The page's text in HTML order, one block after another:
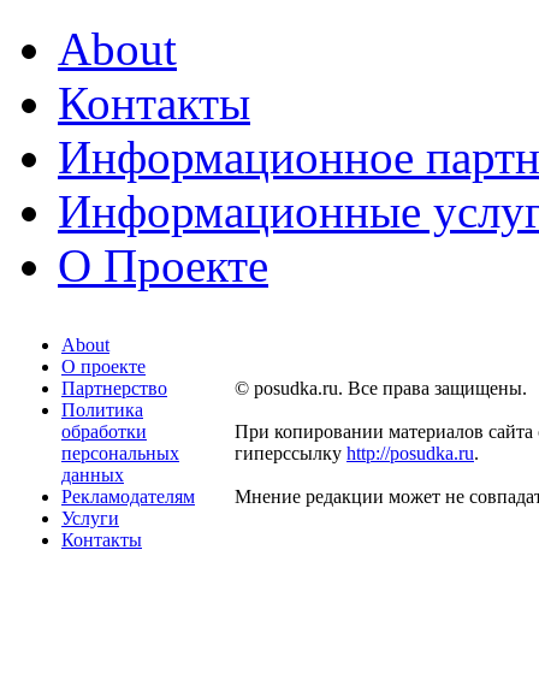
About
Контакты
Информационное
Информационные
О Проекте
About
О проекте
Партнерство
Политика
обработки
персональных
данных
Рекламодателям
Услуги
Контакты
© posudka.ru. Все права защищены.
При копировании материалов сайта
гиперссылку http://posudka.ru.
Мнение редакции может не